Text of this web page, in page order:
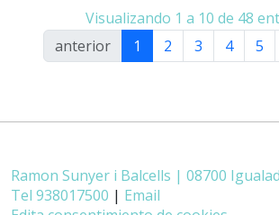
Visualizando 1 a 10 de 48
anterior
1 2 3 4 5
Ramon Sunyer i Balcells | 08700
Tel 938017500 | Email